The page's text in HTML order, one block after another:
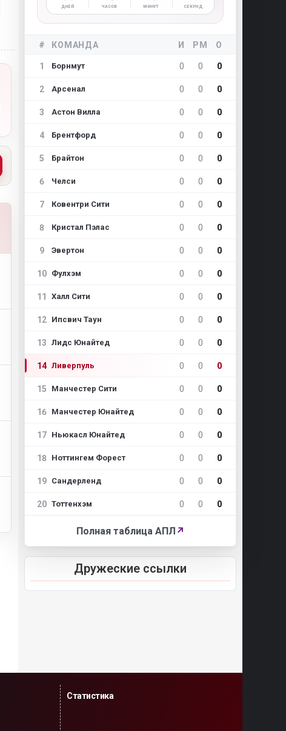
ДНЕЙ ЧАСОВ МИНУТ СЕКУНД
# КОМАНДА И РМ О
1 Борнмут 0 0 0
2 Арсенал 0 0 0
3 Астон Вилла 0 0 0
4 Брентфорд 0 0 0
5 Брайтон 0 0 0
6 Челси 0 0 0
7 Ковентри Сити 0 0 0
8 Кристал Пэлас 0 0 0
9 Эвертон 0 0 0
10 Фулхэм 0 0 0
11 Халл Сити 0 0 0
12 Ипсвич Таун 0 0 0
13 Лидс Юнайтед 0 0 0
14 Ливерпуль 0 0 0
15 Манчестер Сити 0 0 0
16 Манчестер Юнайтед 0 0 0
17 Ньюкасл Юнайтед 0 0 0
18 Ноттингем Форест 0 0 0
19 Сандерленд 0 0 0
20 Тоттенхэм 0 0 0
Полная таблица АПЛ ↗
Дружеские ссылки
Статистика